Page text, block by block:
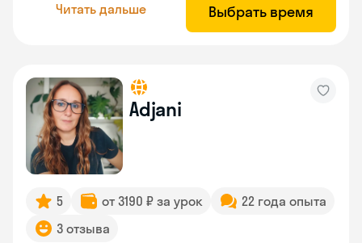
Читать дальше Выбрать время
Adjani
5 от 3190 ₽ за урок
22 года опыта
3 отзыва